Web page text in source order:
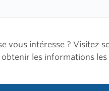
vous intéresse ? Visitez
les informations les